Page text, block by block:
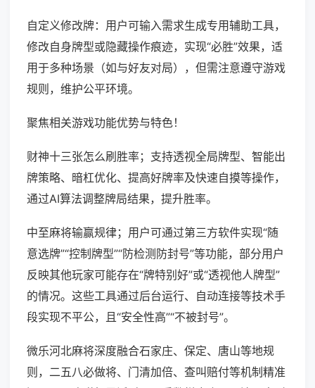
自定义修改牌：用户可输入需求生成专用辅助工具，
修改自身牌型或隐藏操作痕迹，实现“必胜”效果，适
用于多种场景（如与好友对局），但需注意遵守游戏
规则，维护公平环境。
聚焦相关游戏功能优势与特色！
财神十三张怎么刷胜率；支持透视全局牌型、智能出
牌策略、暗杠优化、提高好牌率及快速自摸等操作，
通过AI算法调整牌局结果，提升胜率。
中至麻将输赢规律；用户可通过第三方软件实现“随
意选牌”“控制牌型”“防检测防封号”等功能，部分用户
反映其他玩家可能存在“牌特别好”或“透视他人牌型”
的情况。这些工具通过后台运行、自动连接等技术手
段实现不平公，且“安全性高”“不被封号”。
微乐河北麻将深度融合石家庄、保定、唐山等地规
则，二五八必做将、门清加倍、查叫赔付等机制精准